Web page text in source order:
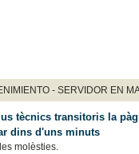
- SERVIDOR EN
tècnics transitoris la
dins d'uns minuts
molèsties.